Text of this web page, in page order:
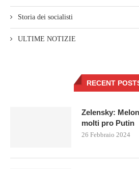
Storia dei socialisti
ULTIME NOTIZIE
RECENT
Zelensky:
molti pro Putin
26 Febbraio 2024